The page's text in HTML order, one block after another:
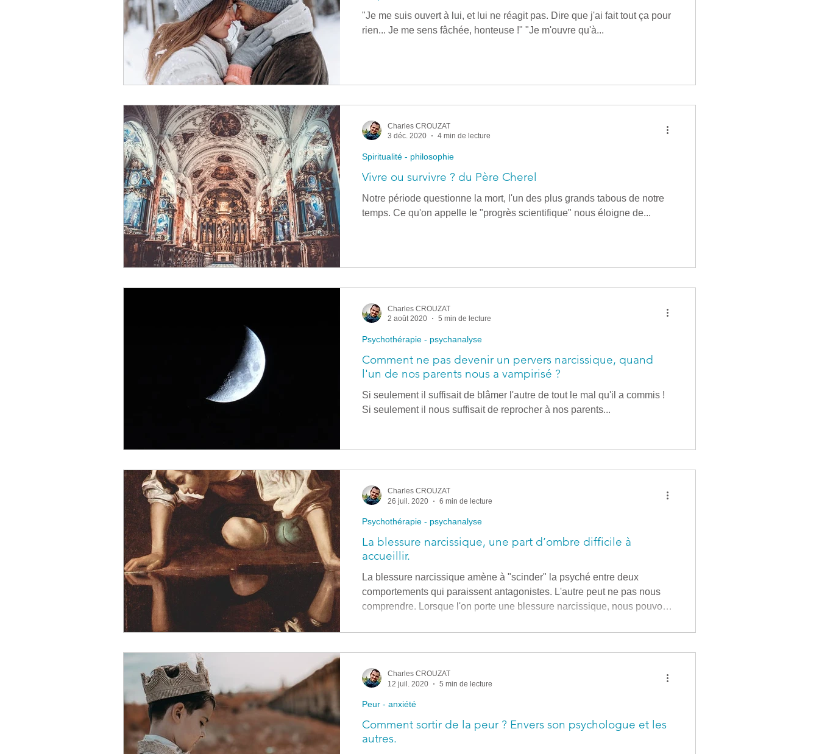
"Je me suis ouvert à lui, et lui ne réagit pas. Dire que j'ai fait tout ça pour
rien... Je me sens fâchée, honteuse !" "Je m'ouvre qu'à...
Vivre ou survivre ? du Père Cherel
Notre période questionne la mort, l'un des plus grands tabous de notre
temps. Ce qu'on appelle le "progrès scientifique" nous éloigne de...
Spiritualité - philosophie
Charles CROUZAT
3 déc. 2020
4 min de lecture
Comment ne pas devenir un pervers narcissique, quand
l'un de nos parents nous a vampirisé ?
Si seulement il suffisait de blâmer l'autre de tout le mal qu'il a commis !
Si seulement il nous suffisait de reprocher à nos parents...
Psychothérapie - psychanalyse
Charles CROUZAT
2 août 2020
5 min de lecture
La blessure narcissique, une part d’ombre difficile à
accueillir.
La blessure narcissique amène à "scinder" la psyché entre deux
comportements qui paraissent antagonistes. L'autre peut ne pas nous
comprendre. Lorsque l'on porte une blessure narcissique, nous pouvons
confiance en soi qui fait que nous avons un grand besoin d'être rassuré
(on peut y trouver une hypersensibilité). une forme de supériorité qui
Psychothérapie - psychanalyse
Charles CROUZAT
26 juil. 2020
6 min de lecture
Comment sortir de la peur ? Envers son psychologue et les
autres.
Peur - anxiété
Charles CROUZAT
12 juil. 2020
5 min de lecture